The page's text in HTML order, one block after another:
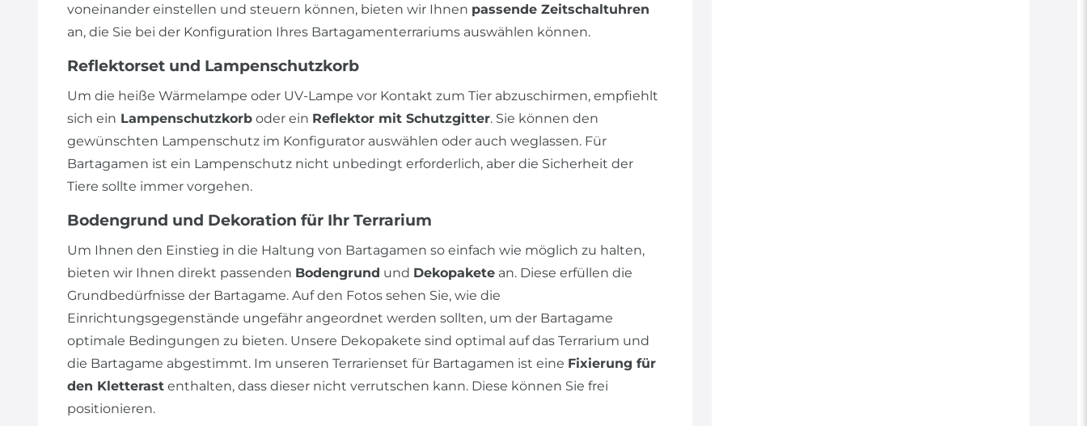
voneinander einstellen und steuern können, bieten wir Ihnen passende Zeitschaltuhren
an, die Sie bei der Konfiguration Ihres Bartagamenterrariums auswählen können.
Reflektorset und Lampenschutzkorb
Um die heiße Wärmelampe oder UV-Lampe vor Kontakt zum Tier abzuschirmen, empfiehlt
sich ein Lampenschutzkorb oder ein Reflektor mit Schutzgitter. Sie können den
gewünschten Lampenschutz im Konfigurator auswählen oder auch weglassen. Für
Bartagamen ist ein Lampenschutz nicht unbedingt erforderlich, aber die Sicherheit der
Tiere sollte immer vorgehen.
Bodengrund und Dekoration für Ihr Terrarium
Um Ihnen den Einstieg in die Haltung von Bartagamen so einfach wie möglich zu halten,
bieten wir Ihnen direkt passenden Bodengrund und Dekopakete an. Diese erfüllen die
Grundbedürfnisse der Bartagame. Auf den Fotos sehen Sie, wie die
Einrichtungsgegenstände ungefähr angeordnet werden sollten, um der Bartagame
optimale Bedingungen zu bieten. Unsere Dekopakete sind optimal auf das Terrarium und
die Bartagame abgestimmt. Im unseren Terrarienset für Bartagamen ist eine Fixierung für
den Kletterast enthalten, dass dieser nicht verrutschen kann. Diese können Sie frei
positionieren.